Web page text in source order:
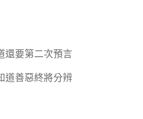
要第二次預言
善惡終將分辨